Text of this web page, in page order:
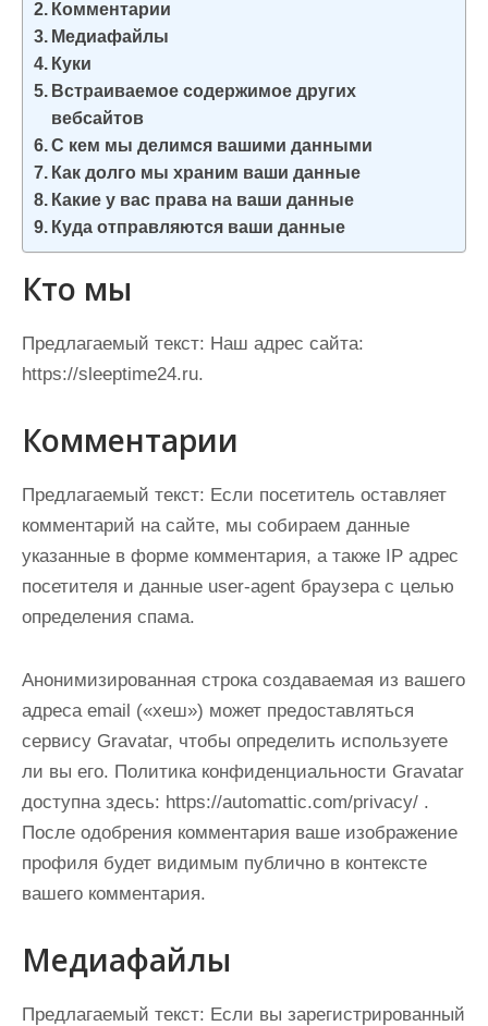
Комментарии
Медиафайлы
Куки
Встраиваемое содержимое других
вебсайтов
С кем мы делимся вашими данными
Как долго мы храним ваши данные
Какие у вас права на ваши данные
Куда отправляются ваши данные
Кто мы
Предлагаемый текст: Наш адрес сайта:
https://sleeptime24.ru.
Комментарии
Предлагаемый текст: Если посетитель оставляет
комментарий на сайте, мы собираем данные
указанные в форме комментария, а также IP адрес
посетителя и данные user-agent браузера с целью
определения спама.
Анонимизированная строка создаваемая из вашего
адреса email («хеш») может предоставляться
сервису Gravatar, чтобы определить используете
ли вы его. Политика конфиденциальности Gravatar
доступна здесь: https://automattic.com/privacy/ .
После одобрения комментария ваше изображение
профиля будет видимым публично в контексте
вашего комментария.
Медиафайлы
Предлагаемый текст: Если вы зарегистрированный